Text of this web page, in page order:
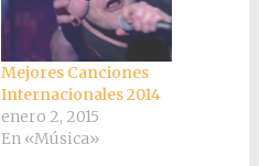
Mejores Canciones
Internacionales 2014
enero 2, 2015
En «Música»